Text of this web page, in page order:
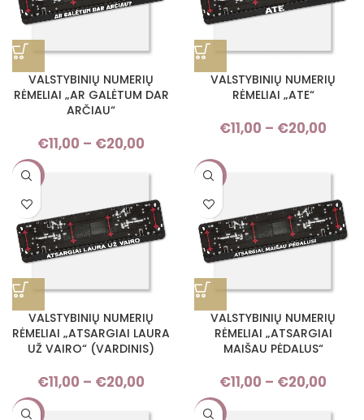
VALSTYBINIŲ NUMERIŲ
RĖMELIAI „AR GALĖTUM DAR
ARČIAU“
€11,00 – €20,00
range:
through
€20,00
VALSTYBINIŲ NUMERIŲ
RĖMELIAI „ATE“
€11,00 – €20,00
-9%
VALSTYBINIŲ NUMERIŲ
RĖMELIAI „ATSARGIAI LAURA
UŽ VAIRO“ (VARDINIS)
€11,00 – €20,00
range:
-9%
VALSTYBINIŲ NUMERIŲ
RĖMELIAI „ATSARGIAI
MAIŠAU PĖDALUS“
€11,00 – €20,00
-9% -9%